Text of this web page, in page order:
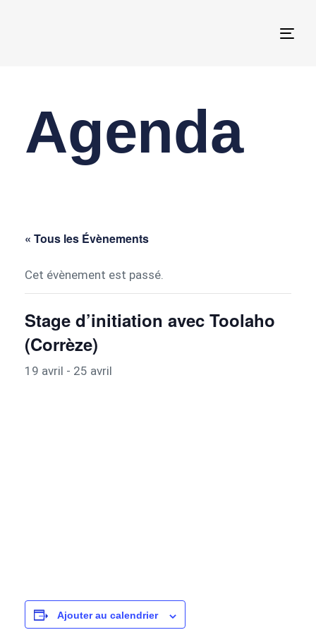
Agenda
« Tous les Évènements
Cet évènement est passé.
Stage d’initiation avec Toolaho
(Corrèze)
19 avril - 25 avril
Ajouter au calendrier